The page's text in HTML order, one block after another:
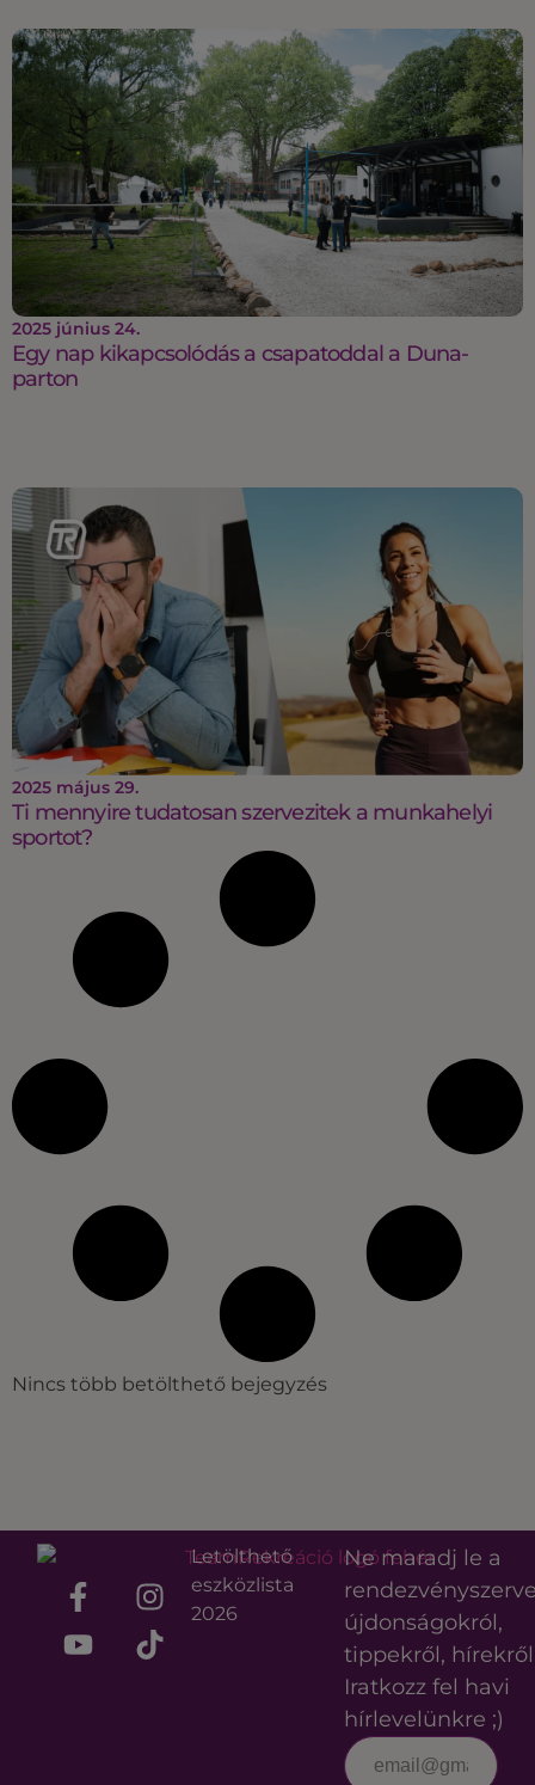
2025 június 24.
Egy nap kikapcsolódás a csapatoddal a Duna-
parton
2025 május 29.
Ti mennyire tudatosan szervezitek a munkahelyi
sportot?
Nincs több betölthető bejegyzés
Letölthető
eszközlista
2026
Ne maradj le a
újdonságokról,
tippekről,
Iratkozz fel havi
hírlevelünkre ;)